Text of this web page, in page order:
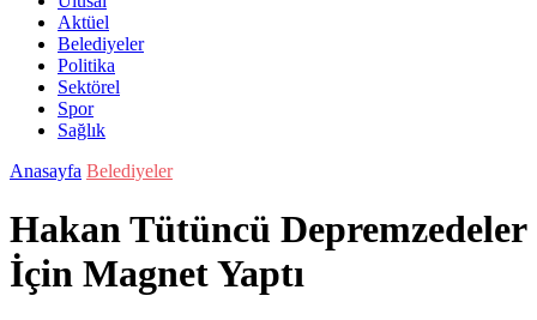
Aktüel
Belediyeler
Politika
Sektörel
Spor
Sağlık
Anasayfa Belediyeler
Hakan Tütüncü Depremzedeler
İçin Magnet Yaptı